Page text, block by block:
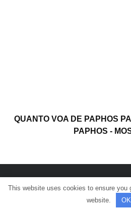
QUANTO VOA DE PAPHOS
PAPHOS -
© Todos os direitos
This website uses cookies to ensure you
website.
OK